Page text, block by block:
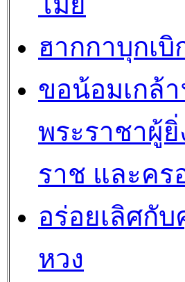
ฮากกาบุกเ
ขอน้อมเกล้
พระราชาผู้
ราช และคร
อร่อยเลิศกั
หวง